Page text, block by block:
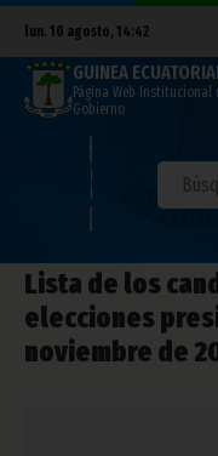
lun. 10 agosto, 14:42
GUINEA
Página Web Institucional
Gobierno
Lista de los
elecciones
noviembre de